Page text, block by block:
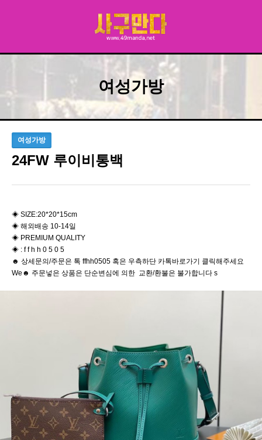
여성가방
여성가방
24FW 루이비통백
◈ SIZE:20*20*15cm
◈ 해외배송 10-14일
◈ PREMIUM QUALITY
◈ : f f h h 0 5 0 5
☻ 상세문의/주문은 톡 ffhh0505 혹은 우측하단 카톡바로가기 클릭해주세요
We☻ 주문넣은 상품은 단순변심에 의한 교환/환불은 불가합니다 s